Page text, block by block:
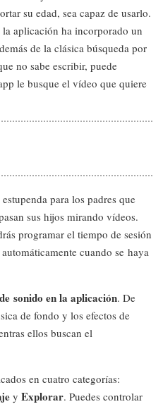
su edad, sea capaz de usarlo.
aplicación ha incorporado un
de la clásica búsqueda por
no sabe escribir, puede
le busque el vídeo que quiere
para los padres que
sus hijos mirando vídeos.
programar el tiempo de sesión
cuando se haya
sonido en la aplicación. De
de fondo y los efectos de
ellos buscan el
en cuatro categorías:
y Explorar. Puedes controlar